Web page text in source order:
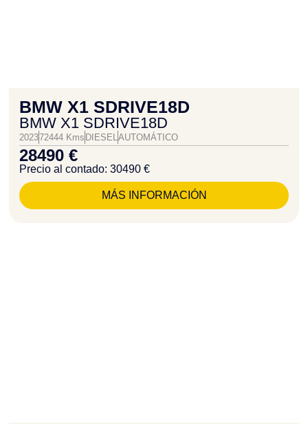
BMW X1 SDRIVE18D
BMW X1 SDRIVE18D
202372444 Kms DIESELAUTOMÁTICO
28490 €
Precio al contado: 30490 €
MÁS INFORMACIÓN